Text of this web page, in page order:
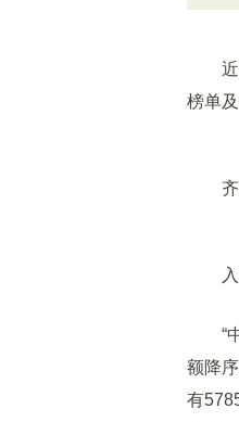
近期
榜单
齐鲁
入围
“中
额降
有